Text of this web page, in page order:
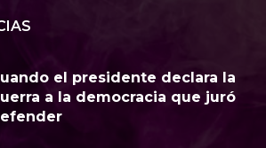
el presidente declara la
a la democracia que juró